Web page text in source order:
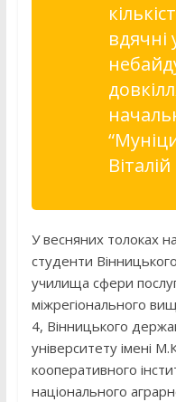
вдячні
У весняних толоках
студенти
училища сфери
міжрегіонального
4, Вінницького
університету імені
кооперативного
національного